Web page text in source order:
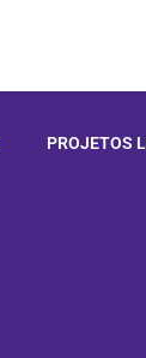
PROJETOS